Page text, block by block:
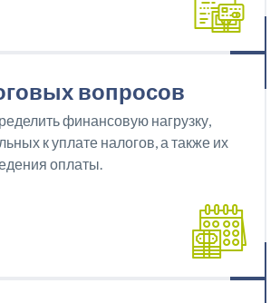
вопросов
финансовую нагрузку,
к уплате налогов, а также их
оплаты.